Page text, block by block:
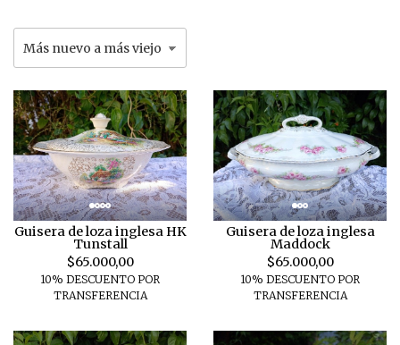
Guisera de loza inglesa HK
Tunstall
$65.000,00
10% DESCUENTO POR
TRANSFERENCIA
Guisera de loza inglesa
Maddock
$65.000,00
10% DESCUENTO POR
TRANSFERENCIA